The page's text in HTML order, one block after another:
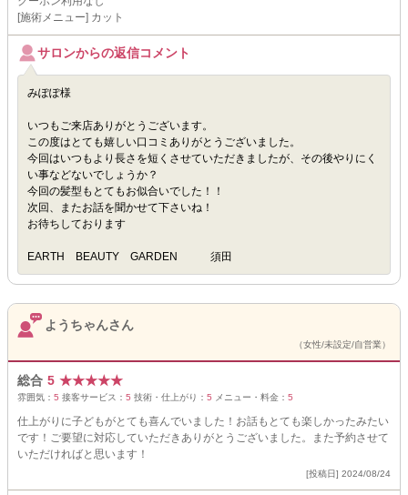
[施術メニュー] カット
サロンからの返信コメント
みぽぽ様
いつもご来店ありがとうございます。
この度はとても嬉しい口コミありがとうございました。
今回はいつもより長さを短くさせていただきましたが、その後やりにく
い事などないでしょうか？
今回の髪型もとてもお似合いでした！！
次回、またお話を聞かせて下さいね！
お待ちしております
EARTH BEAUTY GARDEN 須田
ようちゃんさん
（女性/未設定/自営業）
総合 5 ★★★★★
雰囲気： 5 接客サービス： 5 技術・仕上がり： 5 メニュー・料金： 5
仕上がりに子どもがとても喜んでいました！お話もとても楽しかったみたい
です！ご要望に対応していただきありがとうございました。また予約させて
いただければと思います！
[投稿日] 2024/08/24